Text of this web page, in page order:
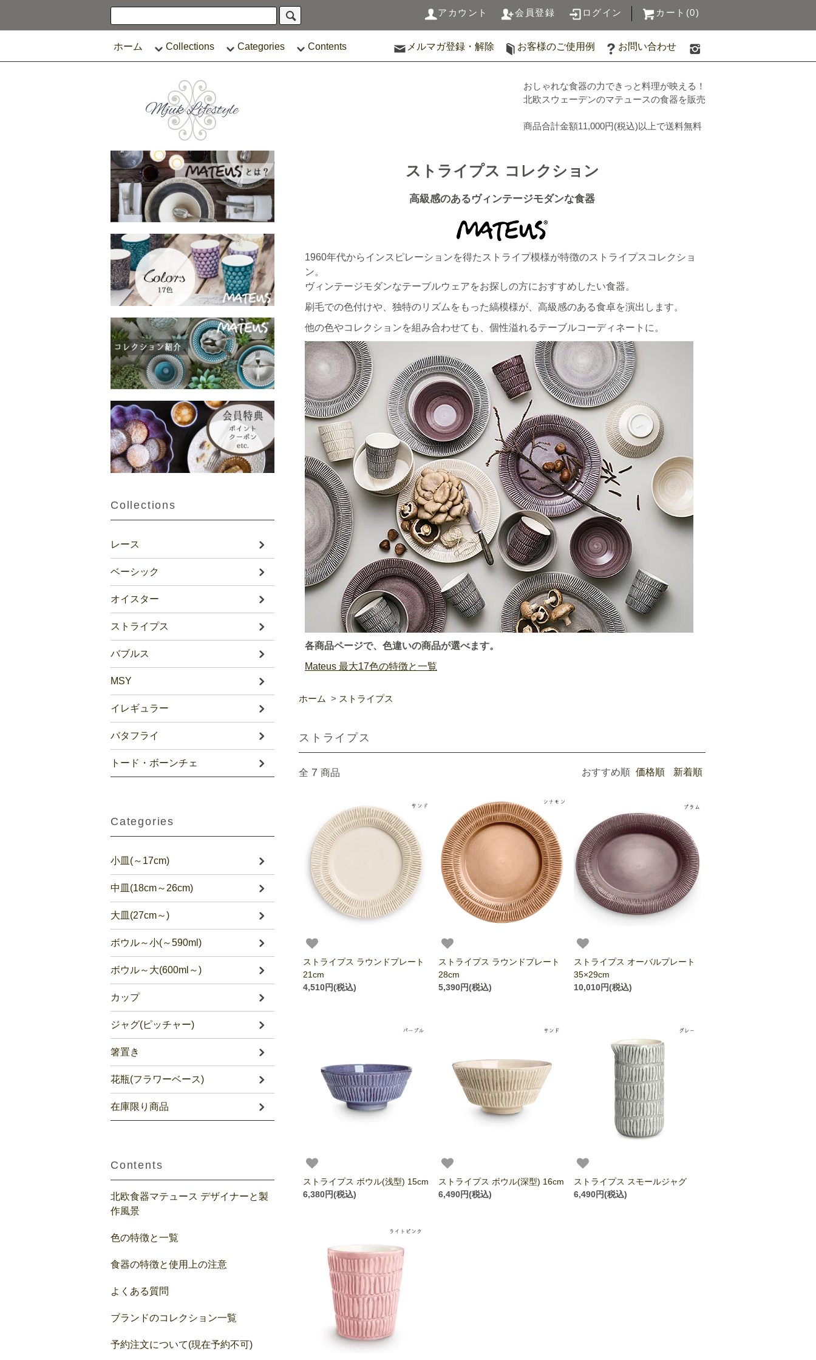
アカウント 会員登録 ログイン カート(0)
ホーム Collections Categories Contents メルマガ登録・解除 お客様のご使用例 お問い合わせ
おしゃれな食器の力できっと料理が映える！
北欧スウェーデンのマテュースの食器を販売
商品合計金額11,000円(税込)以上で送料無料
ストライプス コレクション
高級感のあるヴィンテージモダンな食器
1960年代からインスピレーションを得たストライプ模様が特徴のストライプスコレクショ
ン。
ヴィンテージモダンなテーブルウェアをお探しの方におすすめしたい食器。
刷毛での色付けや、独特のリズムをもった縞模様が、高級感のある食卓を演出します。
他の色やコレクションを組み合わせても、個性溢れるテーブルコーディネートに。
各商品ページで、色違いの商品が選べます。
Mateus 最大17色の特徴と一覧
ホーム > ストライプス
ストライプス
全 7 商品 おすすめ順 価格順 新着順
ストライプス ラウンドプレート
21cm
4,510円(税込)
ストライプス ラウンドプレート
28cm
5,390円(税込)
ストライプス オーバルプレート
35×29cm
10,010円(税込)
ストライプス ボウル(浅型) 15cm
6,380円(税込)
ストライプス ボウル(深型) 16cm
6,490円(税込)
ストライプス スモールジャグ
6,490円(税込)
Collections
レース
ベーシック
オイスター
ストライプス
バブルス
MSY
イレギュラー
バタフライ
トード・ボーンチェ
Categories
小皿(～17cm)
中皿(18cm～26cm)
大皿(27cm～)
ボウル～小(～590ml)
ボウル～大(600ml～)
カップ
ジャグ(ピッチャー)
箸置き
花瓶(フラワーベース)
在庫限り商品
Contents
北欧食器マテュース デザイナーと製
作風景
色の特徴と一覧
食器の特徴と使用上の注意
よくある質問
ブランドのコレクション一覧
予約注文について(現在予約不可)